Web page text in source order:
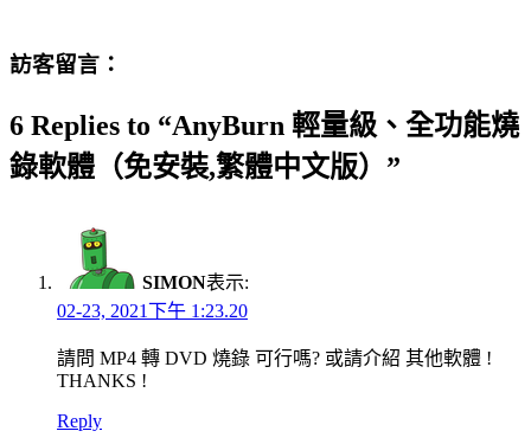
訪客留言：
6 Replies to “AnyBurn 輕量級、全功能燒
錄軟體（免安裝,繁體中文版）”
SIMON表示:
02-23, 2021下午 1:23.20
請問 MP4 轉 DVD 燒錄 可行嗎? 或請介紹 其他軟體 !
THANKS !
Reply